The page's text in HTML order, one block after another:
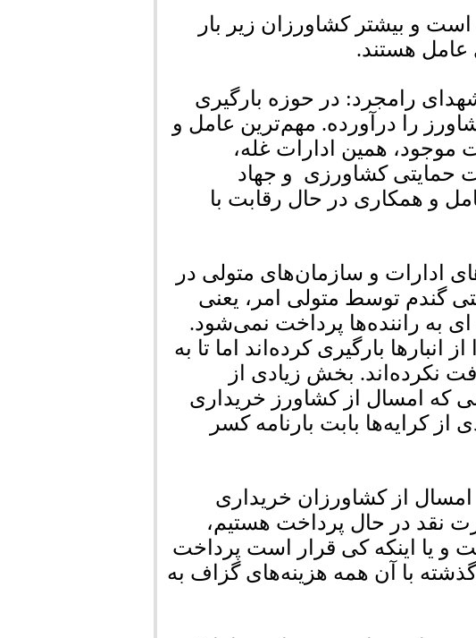
و بیشتر کشاورزان زیر بار
عامل هستند.
رامجرد: در حوزه بارگیری
را درآورده. مهم‌ترین عامل و
همین ادارات غله،
حمایتی کشاورزی و جهاد
و همکاری در حال رقابت با
ادارات و سازمان‌های متولی در
گندم توسط متولی امر، یعنی
ای به راننده‌ها پرداخت نمی‌شود.
را از انبارها بارگیری کرده‌اند اما تا به
نکرده‌اند. بخش زیادی از
که امسال از کشاورز خریداری
کرایه‌ها بابت بارنامه کسر
از کشاورزان خریداری
نقد در حال پرداخت هستیم،
یا اینکه کی قرار است پرداخت
با آن همه هزینه‌های گزاف به